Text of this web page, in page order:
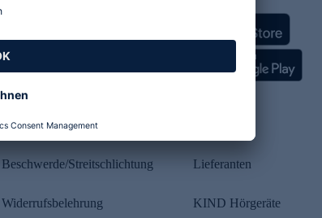
Rechtliches
Beschwerde/Streitschlichtung
Widerrufsbelehrung
Lieferanten
KIND Hörgeräte